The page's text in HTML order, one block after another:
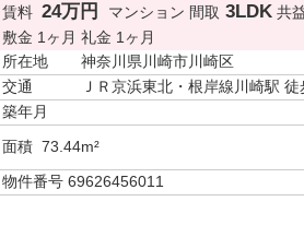
賃料 24万円 マンション 間取 3LDK 共
敷金 1ヶ月 礼金 1ヶ月
所在地
神奈川県川崎市川崎区
交通
ＪＲ京浜東北・根岸線川崎駅
築年月
面積 73.44m²
物件番号 69626456011